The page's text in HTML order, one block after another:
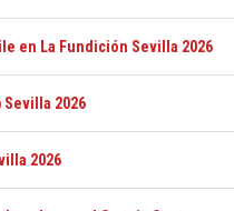
en La Fundición Sevilla 2026
2026
2026